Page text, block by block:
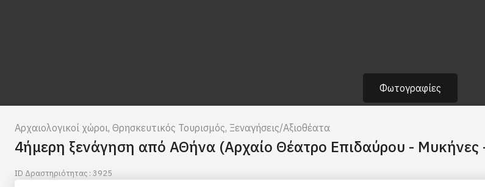
Φωτογραφίες
Αρχαιολογικοί χώροι, Θρησκευτικός Τουρισμός, Ξεναγήσεις/Αξιοθέατα
4ήμερη ξενάγηση από ΑΘήνα (Αρχαίο Θέατρο Επιδαύρου -
ID Δραστηριότητας : 3925